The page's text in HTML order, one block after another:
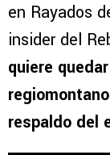
en Rayados
insider del
quiere
respaldo del